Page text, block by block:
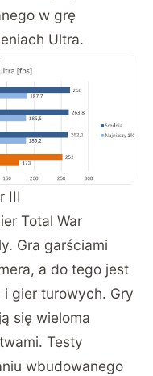
w grę
Ultra.
III
Total War
Gra garściami
a do tego jest
i gier turowych. Gry
się wieloma
Testy
wbudowanego